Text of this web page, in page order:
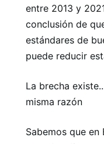
entre 2013 y
conclusión de
estándares de
puede reducir
La brecha
misma razón
Sabemos que en